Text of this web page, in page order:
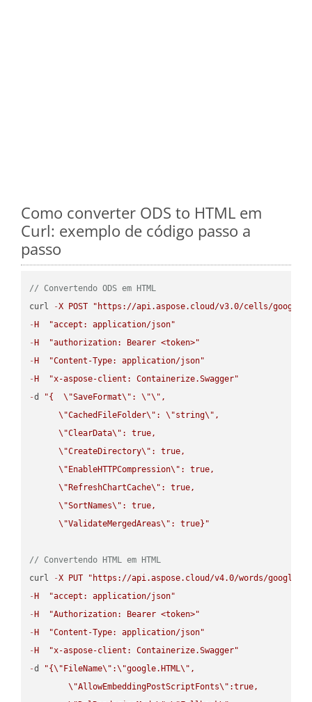
Como converter ODS to HTML em
Curl: exemplo de código passo a
passo
// Convertendo ODS em HTML
curl
-X POST
"https://api.aspose.cloud/v3.0/cells/
- H
"accept: application/json"
- H
"authorization: Bearer <token>"
- H
"Content-Type: application/json"
- H
"x-aspose-client: Containerize.Swagger"
-d "{ \"SaveFormat\" : \"\" ,
\"CachedFileFolder\" : \"string\" ,
\"ClearData\" : true,
\"CreateDirectory\" : true,
\" EnableHTTPCompression\" : true,
\" RefreshChartCache\" : true,
\"SortNames\" : true,
\"ValidateMergedAreas\" : true}"
// Convertendo HTML em HTML
curl
-X PUT
"https://api.aspose.cloud/v4.0/words/
- H
"accept: application/json"
- H
"Authorization: Bearer <token>"
- H
"Content-Type: application/json"
- H
"x-aspose-client: Containerize.Swagger"
-d "{\" FileName\" :\"google.HTML\" ,
\"AllowEmbeddingPostScriptFonts\" :true,